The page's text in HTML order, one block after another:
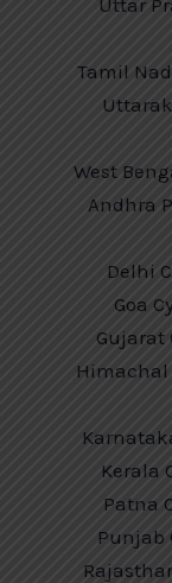
Tamil
West
Andhra
Delhi
Goa
Gujarat
Himachal
Kerala
Patna
Punjab